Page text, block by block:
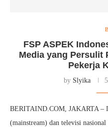
FSP ASPEK
Media yang Persulit
Pekerja
by Slyika
BERITAIND.COM, JAKARTA –
(mainstream) dan televisi